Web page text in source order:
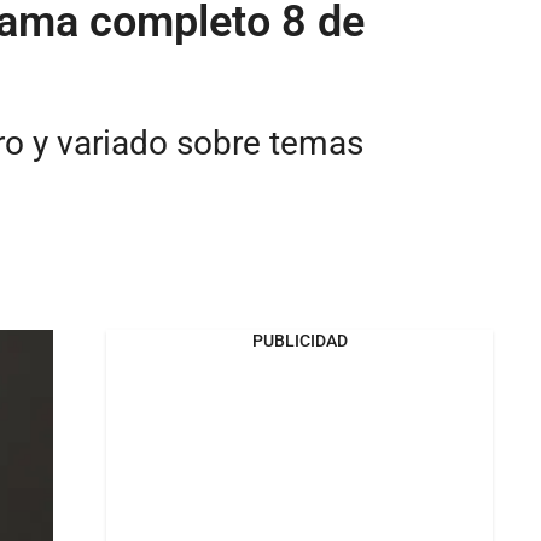
completo 8 de
y variado sobre temas
PUBLICIDAD